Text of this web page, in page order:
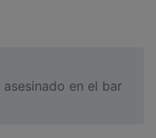
en el bar